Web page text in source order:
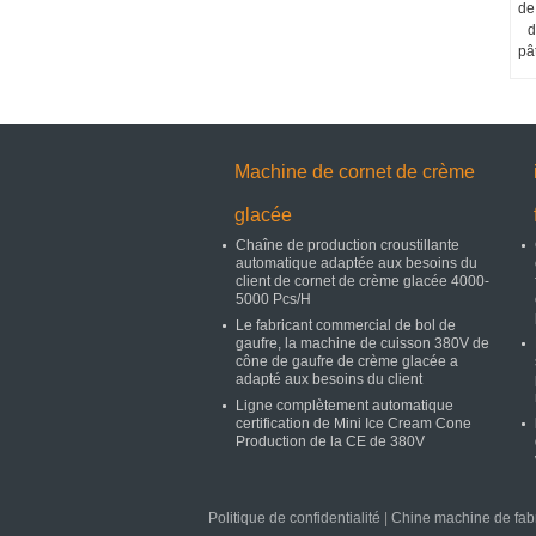
Machine de cornet de crème
glacée
Chaîne de production croustillante
automatique adaptée aux besoins du
client de cornet de crème glacée 4000-
5000 Pcs/H
Le fabricant commercial de bol de
gaufre, la machine de cuisson 380V de
cône de gaufre de crème glacée a
adapté aux besoins du client
Ligne complètement automatique
certification de Mini Ice Cream Cone
Production de la CE de 380V
Politique de confidentialité Chine machine de